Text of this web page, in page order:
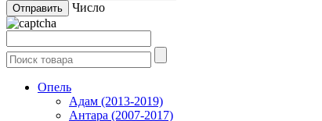
Число
Опель
Адам (2013-2019)
Антара (2007-2017)